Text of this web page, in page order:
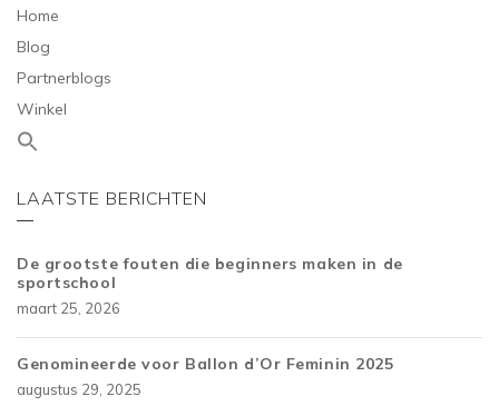
Home
Blog
Partnerblogs
Winkel
LAATSTE BERICHTEN
De grootste fouten die beginners maken in de
sportschool
maart 25, 2026
Genomineerde voor Ballon d’Or Feminin 2025
augustus 29, 2025